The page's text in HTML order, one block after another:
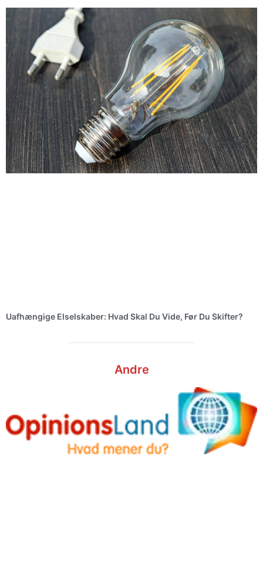
Uafhængige Elselskaber: Hvad Skal Du Vide, Før Du Skifter?
Andre